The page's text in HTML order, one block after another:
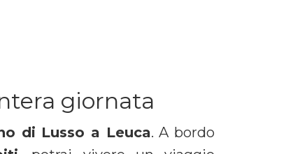
giornata
di Lusso a Leuca. A bordo